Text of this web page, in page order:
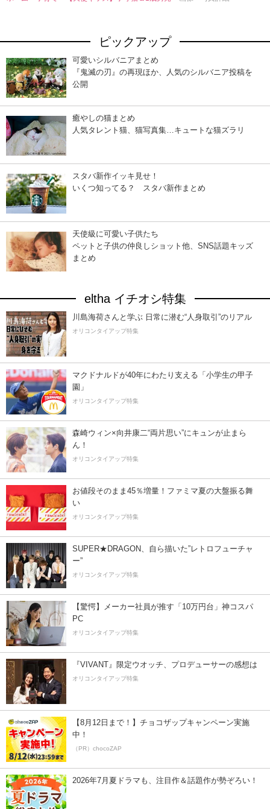
ピックアップ
可愛いシルバニアまとめ
『鬼滅の刃』の再現ほか、人気のシルバニア投稿を
公開
癒やしの猫まとめ
人気タレント猫、猫写真集…キュートな猫ズラリ
スタバ新作イッキ見せ！
いくつ知ってる？ スタバ新作まとめ
天使級に可愛い子供たち
ペットと子供の仲良しショット他、SNS話題キッズ
まとめ
eltha イチオシ特集
川島海荷さんと学ぶ 日常に潜む“人身取引”のリアル
オリコンタイアップ特集
マクドナルドが40年にわたり支える「小学生の甲子
園」
オリコンタイアップ特集
森崎ウィン×向井康二“両片思い”にキュンが止まら
ん！
オリコンタイアップ特集
お値段そのまま45％増量！ファミマ夏の大盤振る舞
い
オリコンタイアップ特集
SUPER★DRAGON、自ら描いた”レトロフューチャ
ー”
オリコンタイアップ特集
【驚愕】メーカー社員が推す「10万円台」神コスパ
PC
オリコンタイアップ特集
『VIVANT』限定ウオッチ、プロデューサーの感想は
オリコンタイアップ特集
【8月12日まで！】チョコザップキャンペーン実施
中！
（PR）chocoZAP
2026年7月夏ドラマも、注目作＆話題作が勢ぞろい！